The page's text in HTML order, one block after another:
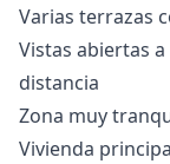
Varias terrazas
Vistas abiertas
distancia
Zona muy
Vivienda